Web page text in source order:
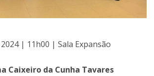
| 11h00 | Sala Expansão
Caixeiro da Cunha Tavares